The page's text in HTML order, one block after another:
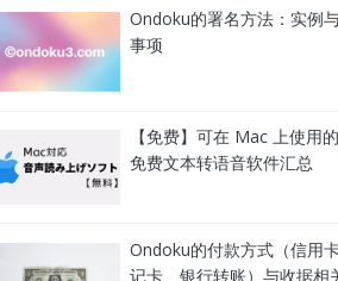
Ondoku的署名方法：实例
事项
【免费】可在 Mac 上使用
免费文本转语音软件汇总
Ondoku的付款方式（信用
记卡、银行转账）与收据相